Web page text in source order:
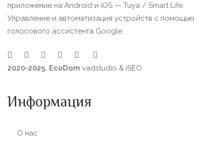
приложение на Android и iOS — Tuya / Smart Life.
Управление и автоматизация устройств с помощью
голосового ассистента Google.
2020-2025. EcoDom vadstudio & iSEO
Информация
О нас